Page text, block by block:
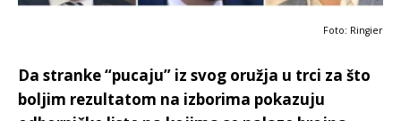
Foto: Ringier
Da stranke “pucaju” iz svog oružja u trci za što
boljim rezultatom na izborima pokazuju